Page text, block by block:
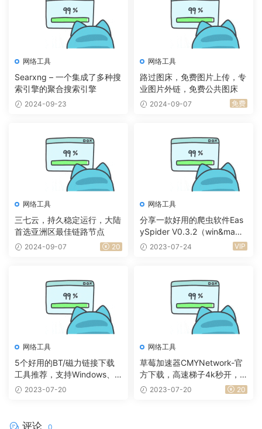
网络工具
Searxng – 一个集成了多种搜
索引擎的聚合搜索引擎
2024-09-23
网络工具
路过图床，免费图片上传，专
业图片外链，免费公共图床
2024-09-07 免费
网络工具
三七云，持久稳定运行，大陆
首选亚洲区最佳链路节点
2024-09-07 20
网络工具
分享一款好用的爬虫软件Eas
ySpider V0.3.2（win&ma
c）2023-07-24 VIP
网络工具
5个好用的BT/磁力链接下载
工具推荐，支持Windows、
安卓系统
2023-07-20
网络工具
草莓加速器CMYNetwork-官
方下载，高速梯子4k秒开，
免费高速节点【好友力荐】
2023-07-20 20
评论 0